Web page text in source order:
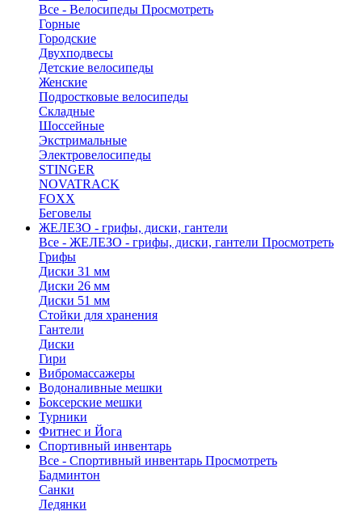
Все - Велосипеды Просмотреть
Горные
Городские
Двухподвесы
Детские велосипеды
Женские
Подростковые велосипеды
Складные
Шоссейные
Экстримальные
Электровелосипеды
STINGER
NOVATRACK
FOXX
Беговелы
ЖЕЛЕЗО - грифы, диски, гантели
Все - ЖЕЛЕЗО - грифы, диски, гантели Просмотреть
Грифы
Диски 31 мм
Диски 26 мм
Диски 51 мм
Стойки для хранения
Гантели
Диски
Гири
Вибромассажеры
Водоналивные мешки
Боксерские мешки
Турники
Фитнес и Йога
Спортивный инвентарь
Все - Спортивный инвентарь Просмотреть
Бадминтон
Санки
Ледянки